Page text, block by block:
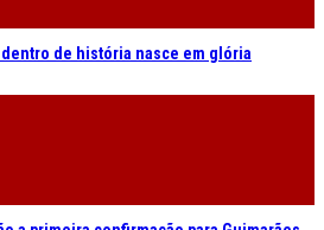
de história nasce em glória